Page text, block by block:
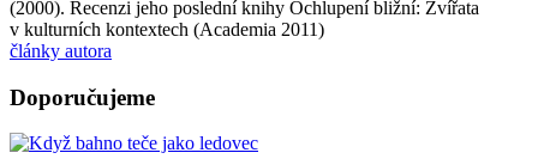
(2000). Recenzi jeho poslední knihy Ochlupení bližní: Zvířata
v kulturních kontextech (Academia 2011)
články autora
Doporučujeme